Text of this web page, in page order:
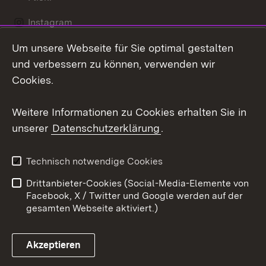
Instagram
Social Wall
Link zum Landesportal
Barrierefreiheit
Benutzungshinweise
Impressum
Cookies
Um unsere Webseite für Sie optimal gestalten
und verbessern zu können, verwenden wir
Cookies.
Weitere Informationen zu Cookies erhalten Sie in
unserer Datenschutzerklärung.
Technisch notwendige Cookies
Drittanbieter-Cookies (Social-Media-Elemente von
Facebook, X / Twitter und Google werden auf der
gesamten Webseite aktiviert.)
Akzeptieren